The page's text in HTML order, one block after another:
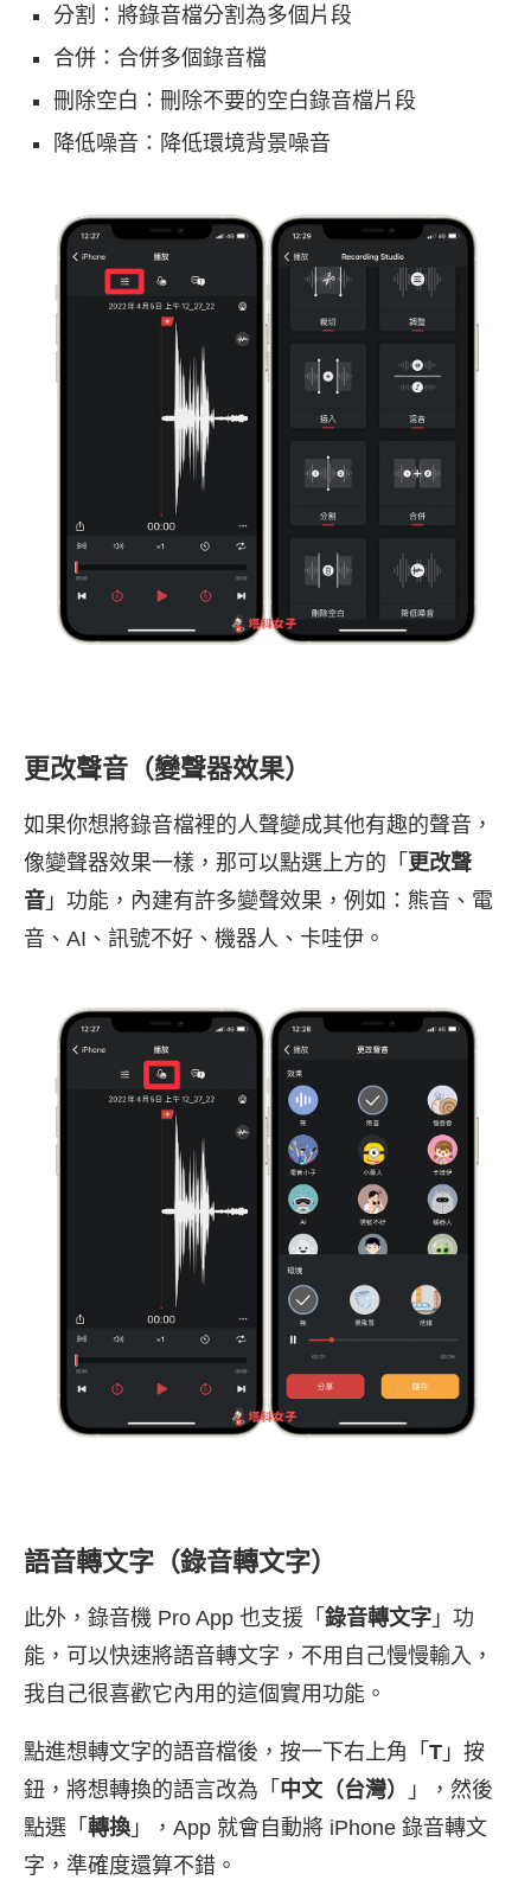
分割：將錄音檔分割為多個片段
合併：合併多個錄音檔
刪除空白：刪除不要的空白錄音檔片段
降低噪音：降低環境背景噪音
更改聲音（變聲器效果）
如果你想將錄音檔裡的人聲變成其他有趣的聲音，
像變聲器效果一樣，那可以點選上方的「 更改聲
音 」功能，內建有許多變聲效果，例如：熊音、電
音、AI、訊號不好、機器人、卡哇伊。
語音轉文字（錄音轉文字）
此外，錄音機 Pro App 也支援「 錄音轉文字 」功
能，可以快速將語音轉文字，不用自己慢慢輸入，
我自己很喜歡它內用的這個實用功能。
點進想轉文字的語音檔後，按一下右上角「 T 」按
鈕，將想轉換的語言改為「 中文（台灣）
」，然後
點選「 轉換 」，App 就會自動將 iPhone 錄音轉文
字，準確度還算不錯。